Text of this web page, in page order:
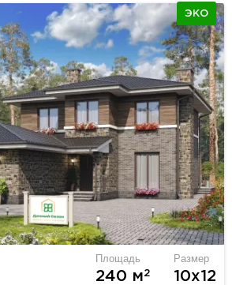
ЭКО
Площадь
240 м2
Размер
10х12